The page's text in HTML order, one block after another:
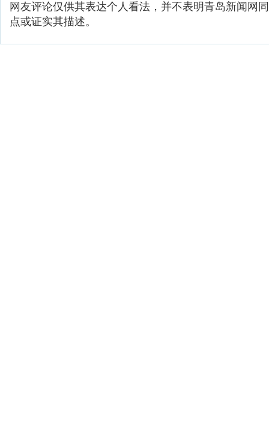
网友评论仅供其表达个人看法，并不表明青岛新闻网
点或证实其描述。